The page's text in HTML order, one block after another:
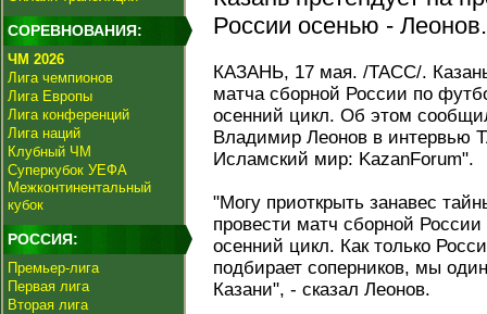
СОРЕВНОВАНИЯ:
ЧМ 2026
Лига чемпионов
Лига Европы
Лига конференций
Лига наций
Клубный ЧМ
Суперкубок УЕФА
Межконтинентальный
кубок
РОССИЯ:
Премьер-лига
Первая лига
Вторая лига
России осенью - Леонов.
КАЗАНЬ, 17 мая. /ТАСС/.
матча сборной России по
осенний цикл. Об этом
Владимир Леонов в интервью
Исламский мир: KazanForum".
"Могу приоткрыть занавес
провести матч сборной
осенний цикл. Как только
подбирает соперников, мы
Казани", - сказал Леонов.